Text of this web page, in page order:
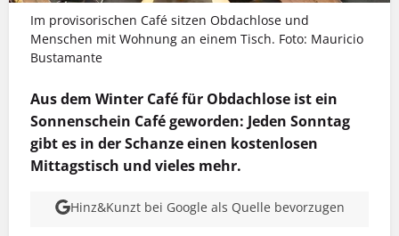
Im provisorischen Café sitzen Obdachlose und
Menschen mit Wohnung an einem Tisch. Foto: Mauricio
Bustamante
Aus dem Winter Café für Obdachlose ist ein
Sonnenschein Café geworden: Jeden Sonntag
gibt es in der Schanze einen kostenlosen
Mittagstisch und vieles mehr.
Hinz&Kunzt bei Google als Quelle bevorzugen